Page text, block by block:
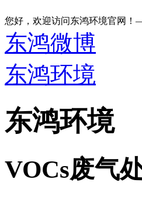
您好，欢迎访问东鸿环境官网
东鸿微博
东鸿环境
东鸿环境
VOCs废气